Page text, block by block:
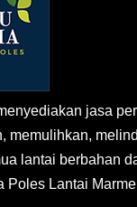
jasa
memulihkan,
lantai berbahan
Poles Lantai